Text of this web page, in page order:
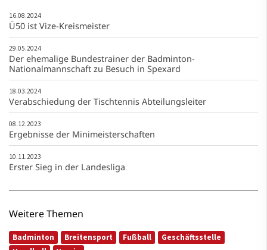
16.08.2024
Ü50 ist Vize-Kreismeister
29.05.2024
Der ehemalige Bundestrainer der Badminton-
Nationalmannschaft zu Besuch in Spexard
18.03.2024
Verabschiedung der Tischtennis Abteilungsleiter
08.12.2023
Ergebnisse der Minimeisterschaften
10.11.2023
Erster Sieg in der Landesliga
Weitere Themen
Badminton Breitensport Fußball
Geschäftsstelle